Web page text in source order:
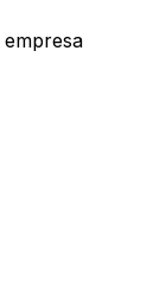
empresa